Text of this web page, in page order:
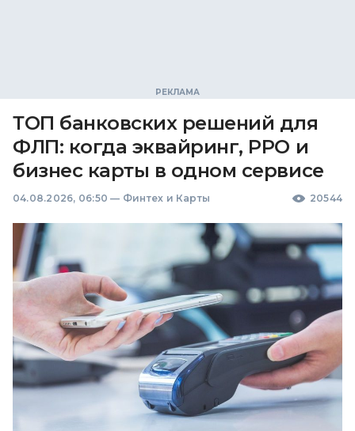
ТОП банковских решений для
ФЛП: когда эквайринг, РРО и
бизнес карты в одном сервисе
04.08.2026, 06:50 — Финтех и Карты 20544